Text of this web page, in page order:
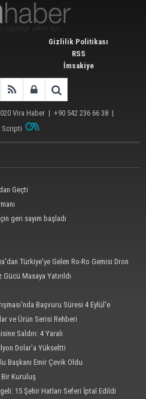
Gizlilik Politikası
RSS
İmsakiye
Vira Haber | +90 542 236 66 38 |
Scripti
Geçti
geri sayım başladı
Türkiye'ye Gelen Ro-Ro Gemisi Dron
Masaya Yatırıldı
Başvuru Süresi 4 Eylül'e
ve Ürün Serisi Rehberi
Saldırı: 4 Yaralı
Dolar’a Yükseltti
Başkanı Emir Çevik Oldu
Bir Kuruluş
15 Şehir Hatları Seferi İptal Edildi